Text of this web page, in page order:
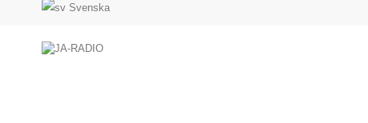
Svenska